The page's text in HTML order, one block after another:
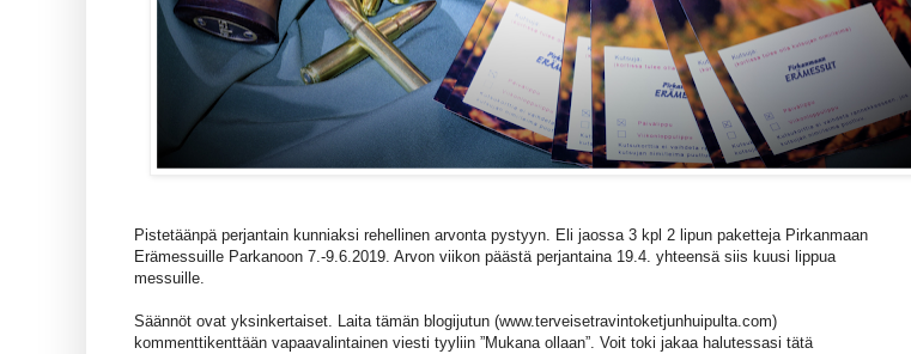
Pistetäänpä perjantain kunniaksi rehellinen arvonta pystyyn. Eli jaossa 3 kpl 2 lipun paketteja Pirkanmaan
Erämessuille Parkanoon 7.-9.6.2019. Arvon viikon päästä perjantaina 19.4. yhteensä siis kuusi lippua
messuille.
Säännöt ovat yksinkertaiset. Laita tämän blogijutun (www.terveisetravintoketjunhuipulta.com)
kommenttikenttään vapaavalintainen viesti tyyliin ”Mukana ollaan”. Voit toki jakaa halutessasi tätä